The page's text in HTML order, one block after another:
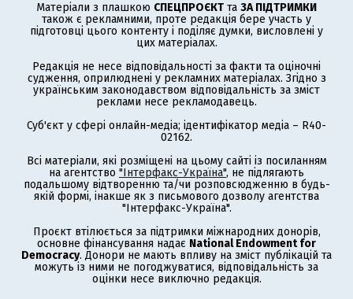
Матеріали з плашкою СПЕЦПРОЄКТ та ЗА ПІДТРИМКИ
також є рекламними, проте редакція бере участь у
підготовці цього контенту і поділяє думки, висловлені у
цих матеріалах.
Редакція не несе відповідальності за факти та оціночні
судження, оприлюднені у рекламних матеріалах. Згідно з
українським законодавством відповідальність за зміст
реклами несе рекламодавець.
Суб'єкт у сфері онлайн-медіа; ідентифікатор медіа – R40-
02162.
Всі матеріали, які розміщені на цьому сайті із посиланням
на агентство "Інтерфакс-Україна", не підлягають
подальшому відтворенню та/чи розповсюдженню в будь-
якій формі, інакше як з письмового дозволу агентства
"Інтерфакс-Україна".
Проєкт втілюється за підтримки міжнародних донорів,
основне фінансування надає National Endowment for
Democracy. Донори не мають впливу на зміст публікацій та
можуть із ними не погоджуватися, відповідальність за
оцінки несе виключно редакція.